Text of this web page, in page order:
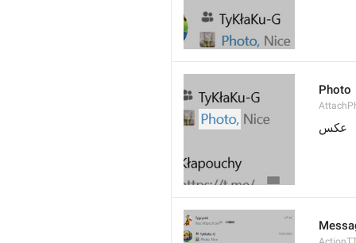
Photo
عکس